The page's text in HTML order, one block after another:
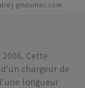
| gindumac.com
Cette
d'un chargeur de
longueur